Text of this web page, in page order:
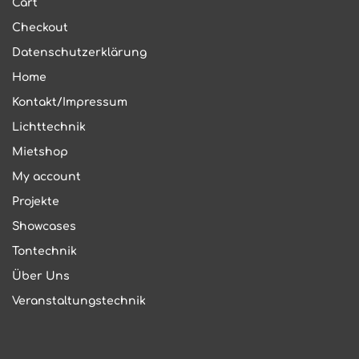
Cart
Checkout
Datenschutzerklärung
Home
Kontakt/Impressum
Lichttechnik
Mietshop
My account
Projekte
Showcases
Tontechnik
Über Uns
Veranstaltungstechnik